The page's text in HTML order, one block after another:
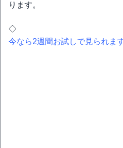
ります。
◇
今なら2週間お試しで見られま